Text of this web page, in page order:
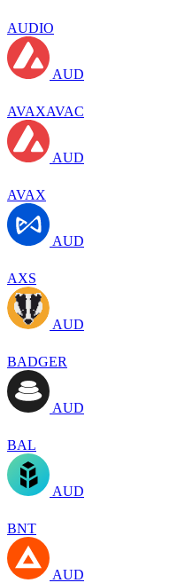
AUDIO
AUD
AVAXAVAC
AUD
AVAX
AUD
AXS
AUD
BADGER
AUD
BAL
AUD
BNT
AUD